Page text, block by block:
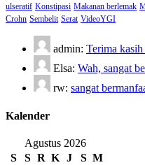
ulseratif Konstipasi Makanan berlemak
Crohn Sembelit Serat VideoYGI
admin: Terima
Elsa: Wah, sangat
rw: sangat
Kalender
Agustus 2026
S
S R K J S M